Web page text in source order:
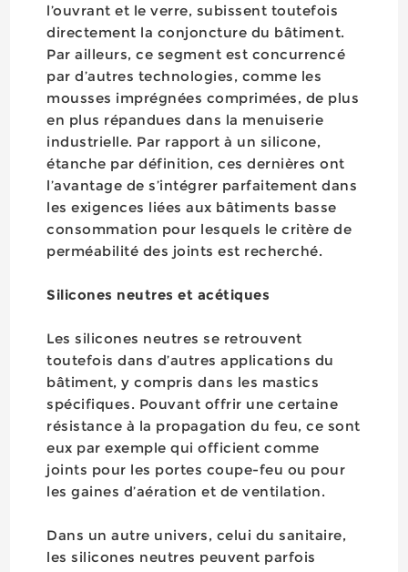
l’ouvrant et le verre, subissent toutefois
directement la conjoncture du bâtiment.
Par ailleurs, ce segment est concurrencé
par d’autres technologies, comme les
mousses imprégnées comprimées, de plus
en plus répandues dans la menuiserie
industrielle. Par rapport à un silicone,
étanche par définition, ces dernières ont
l’avantage de s’intégrer parfaitement dans
les exigences liées aux bâtiments basse
consommation pour lesquels le critère de
perméabilité des joints est recherché.
Silicones neutres et acétiques
Les silicones neutres se retrouvent
toutefois dans d’autres applications du
bâtiment, y compris dans les mastics
spécifiques. Pouvant offrir une certaine
résistance à la propagation du feu, ce sont
eux par exemple qui officient comme
joints pour les portes coupe-feu ou pour
les gaines d’aération et de ventilation.
Dans un autre univers, celui du sanitaire,
les silicones neutres peuvent parfois